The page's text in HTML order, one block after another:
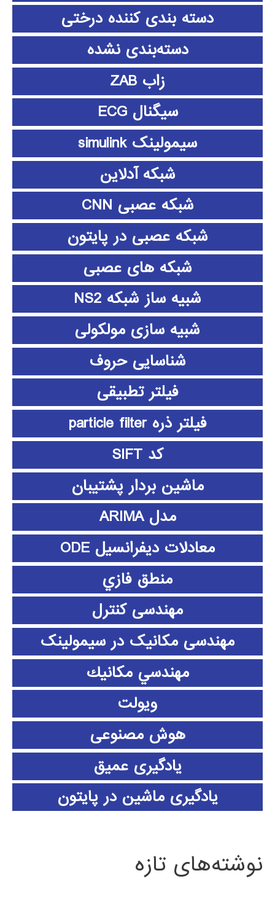
دسته بندی کننده درختی
دسته‌بندی نشده
زاب ZAB
سیگنال ECG
سیمولینک simulink
شبکه آدلاین
شبکه عصبی CNN
شبکه عصبی در پایتون
شبکه های عصبی
شبیه ساز شبکه NS2
شبیه سازی مولکولی
شناسایی حروف
فیلتر تطبیقی
فیلتر ذره particle filter
کد SIFT
ماشین بردار پشتیبان
مدل ARIMA
معادلات دیفرانسیل ODE
منطق فازي
مهندسی کنترل
مهندسی مکانیک در سیمولینک
مهندسي مكانيك
ویولت
هوش مصنوعی
یادگیری عمیق
یادگیری ماشین در پایتون
نوشته‌های تازه